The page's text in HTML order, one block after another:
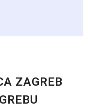
ZAGREB